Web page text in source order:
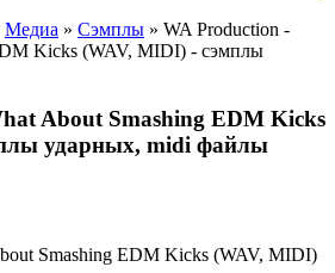
Медиа » Сэмплы » WA Production -
Kicks (WAV, MIDI) - сэмплы
About Smashing EDM Kicks
ударных, midi файлы
Smashing EDM Kicks (WAV, MIDI)